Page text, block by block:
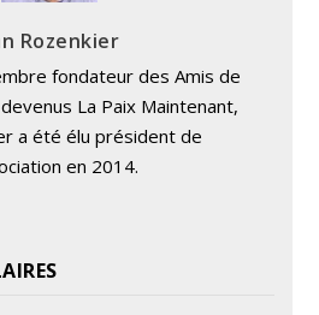
Rozenkier
fondateur des Amis de
La Paix Maintenant,
a été élu président de
en 2014.